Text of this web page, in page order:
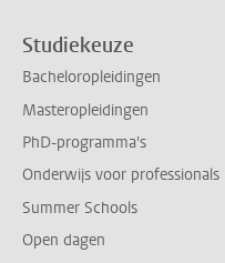
Studiekeuze
Bacheloropleidingen
Masteropleidingen
PhD-programma's
Onderwijs voor professionals
Summer Schools
Open dagen